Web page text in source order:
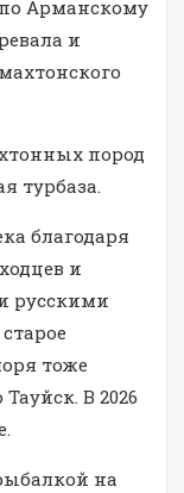
Арманскому
и
пород
турбаза.
благодаря
и
русскими
тоже
В 2026
на